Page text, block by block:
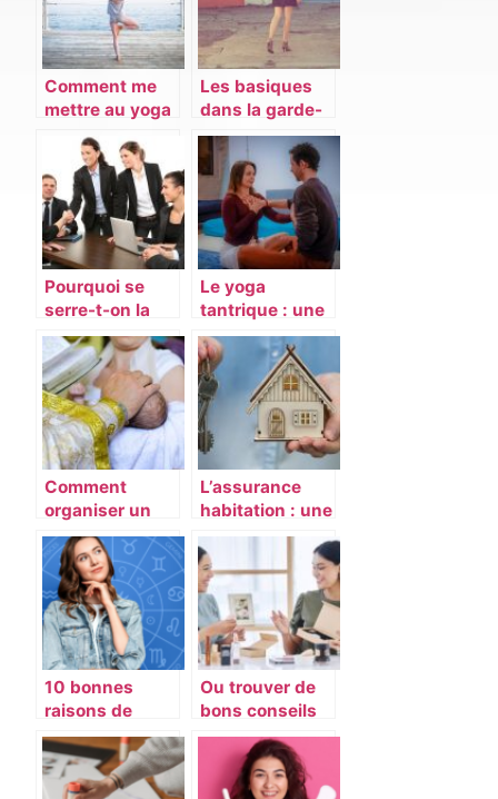
Comment me
mettre au yoga
Les basiques
dans la garde-
robe d’une
femme
Pourquoi se
serre-t-on la
main pour se
saluer?
Le yoga
tantrique : une
pratique qui
mêle érotisme
et méditation
Comment
organiser un
batême
catholique ?
L’assurance
habitation : une
obligation
légale
10 bonnes
raisons de
consulter votre
horoscope
Ou trouver de
bons conseils
capillaires et de
maquillage ?